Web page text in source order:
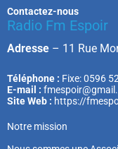
Contactez-nous
Radio Fm Espoir
Adresse – 11 Rue
Téléphone : Fixe: 0596
E-mail :
Site Web : https://
Notre mission